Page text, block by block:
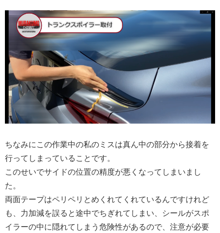
ちなみにこの作業中の私のミスは真ん中の部分から接着を
行ってしまっていることです。
このせいでサイドの位置の精度が悪くなってしまいまし
た。
両面テープはペリペリとめくれてくれているんですけれど
も、力加減を誤ると途中でちぎれてしまい、シールがスポ
イラーの中に隠れてしまう危険性があるので、注意が必要